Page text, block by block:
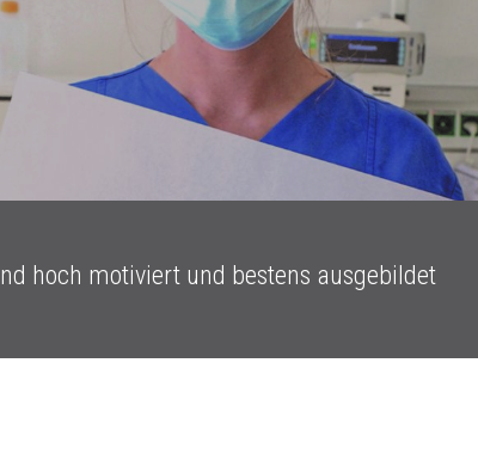
hoch motiviert und bestens ausgebildet